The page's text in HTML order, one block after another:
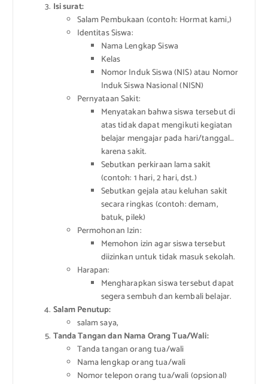
Isi surat:
Salam Pembukaan (contoh: Hormat kami,)
Identitas Siswa:
Nama Lengkap Siswa
Kelas
Nomor Induk Siswa (NIS) atau Nomor
Induk Siswa Nasional (NISN)
Pernyataan Sakit:
Menyatakan bahwa siswa tersebut di
atas tidak dapat mengikuti kegiatan
belajar mengajar pada hari/tanggal…
karena sakit.
Sebutkan perkiraan lama sakit
(contoh: 1 hari, 2 hari, dst.)
Sebutkan gejala atau keluhan sakit
secara ringkas (contoh: demam,
batuk, pilek)
Permohonan Izin:
Memohon izin agar siswa tersebut
diizinkan untuk tidak masuk sekolah.
Harapan:
Mengharapkan siswa tersebut dapat
segera sembuh dan kembali belajar.
Salam Penutup:
salam saya,
Tanda Tangan dan Nama Orang Tua/Wali:
Tanda tangan orang tua/wali
Nama lengkap orang tua/wali
Nomor telepon orang tua/wali (opsional)